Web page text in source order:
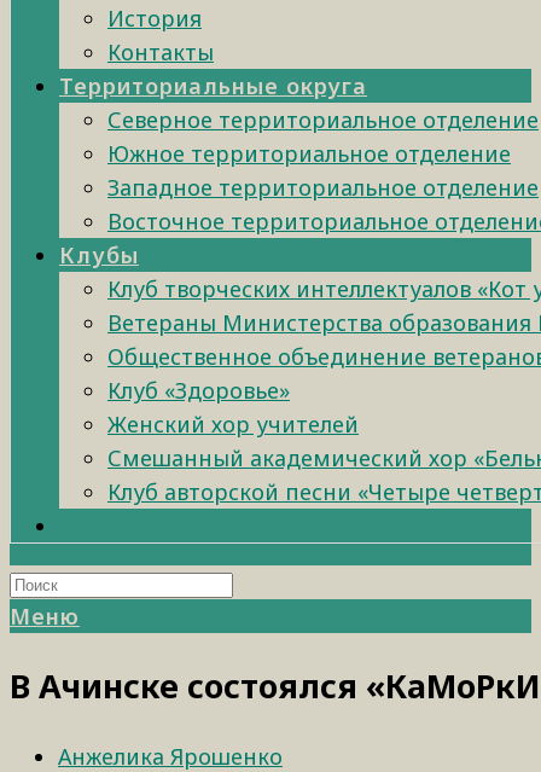
История
Контакты
Территориальные округа
Северное территориальное отделение
Южное территориальное отделение
Западное территориальное отделение
Восточное территориальное
Клубы
Клуб творческих интеллектуалов «Кот
Ветераны Министерства образования
Общественное объединение
Клуб «Здоровье»
Женский хор учителей
Смешанный академический хор
Клуб авторской песни «Четыре
Меню
В Ачинске состоялся
Анжелика Ярошенко